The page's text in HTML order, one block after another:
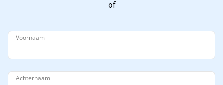
of
Voornaam
Achternaam